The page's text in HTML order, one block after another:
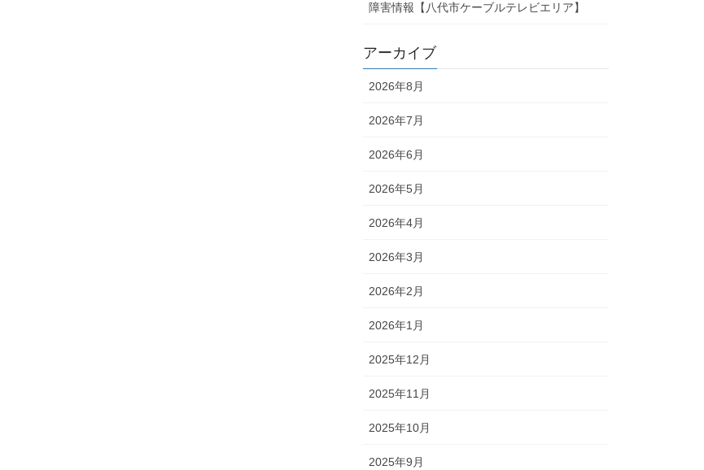
障害情報【八代市ケーブルテレビエリア】
アーカイブ
2026年8月
2026年7月
2026年6月
2026年5月
2026年4月
2026年3月
2026年2月
2026年1月
2025年12月
2025年11月
2025年10月
2025年9月